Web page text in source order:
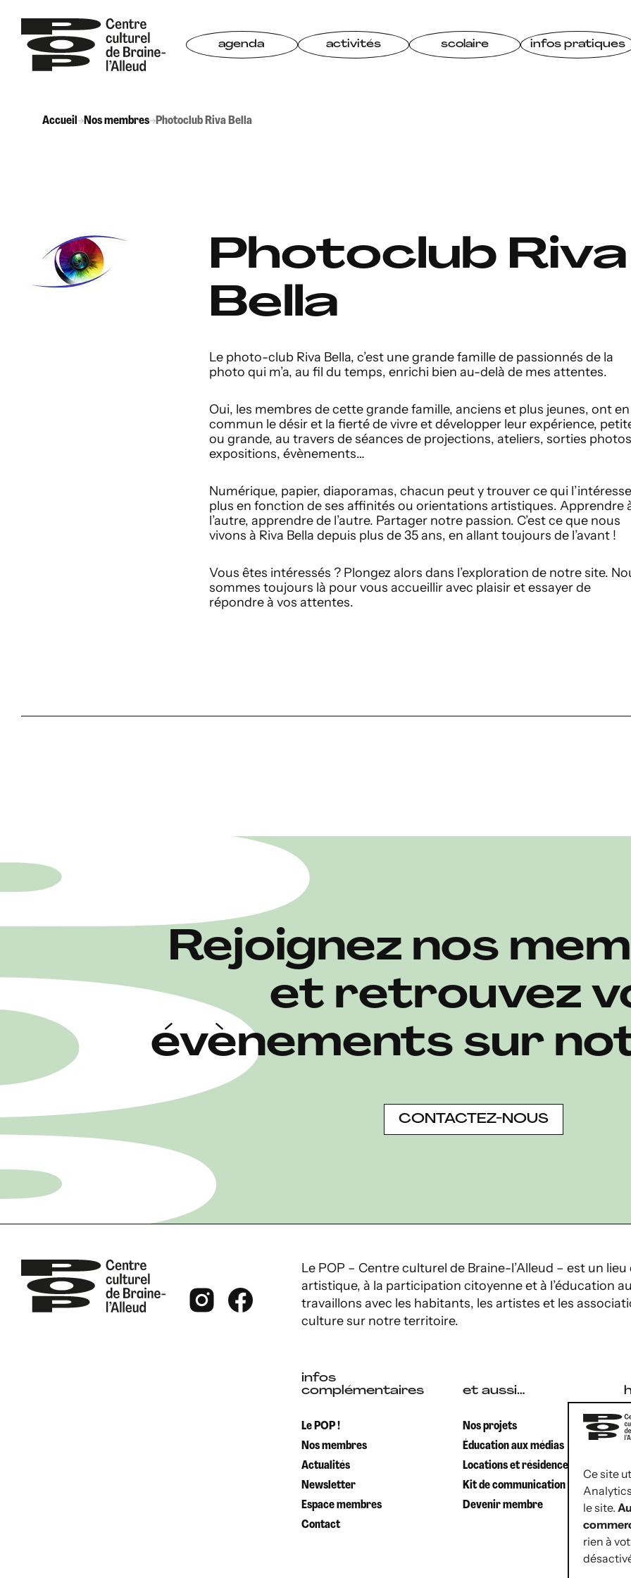
Ce site
le site.
rien à
contenu
agenda activités scolaire infos pratiques
Accueil →Nos membres→Photoclub Riva Bella
Photoclub Riva
Bella
Le photo-club Riva Bella, c’est une grande famille de passionnés de la
photo qui m’a, au fil du temps, enrichi bien au-delà de mes attentes.
Oui, les membres de cette grande famille, anciens et plus jeunes, ont en
commun le désir et la fierté de vivre et développer leur expérience,
ou grande, au travers de séances de projections, ateliers, sorties
expositions, évènements…
Numérique, papier, diaporamas, chacun peut y trouver ce qui
plus en fonction de ses affinités ou orientations artistiques. Apprendre
l’autre, apprendre de l’autre. Partager notre passion. C’est ce que nous
vivons à Riva Bella depuis plus de 35 ans, en allant toujours de l’avant !
Vous êtes intéressés ? Plongez alors dans l’exploration de notre site.
sommes toujours là pour vous accueillir avec plaisir et essayer de
répondre à vos attentes.
Rejoignez nos
et retrouvez
évènements sur
CONTACTEZ-NOUS
Le POP – Centre culturel de Braine-l’Alleud – est un
artistique, à la participation citoyenne et à l’éducation
travaillons avec les habitants, les artistes et les
culture sur notre territoire.
infos
complémentaires
Le POP !
Nos membres
Actualités
Newsletter
Espace membres
Contact
et aussi…
Nos projets
Éducation aux médias
Locations et résidences
Kit de communication
Devenir membre